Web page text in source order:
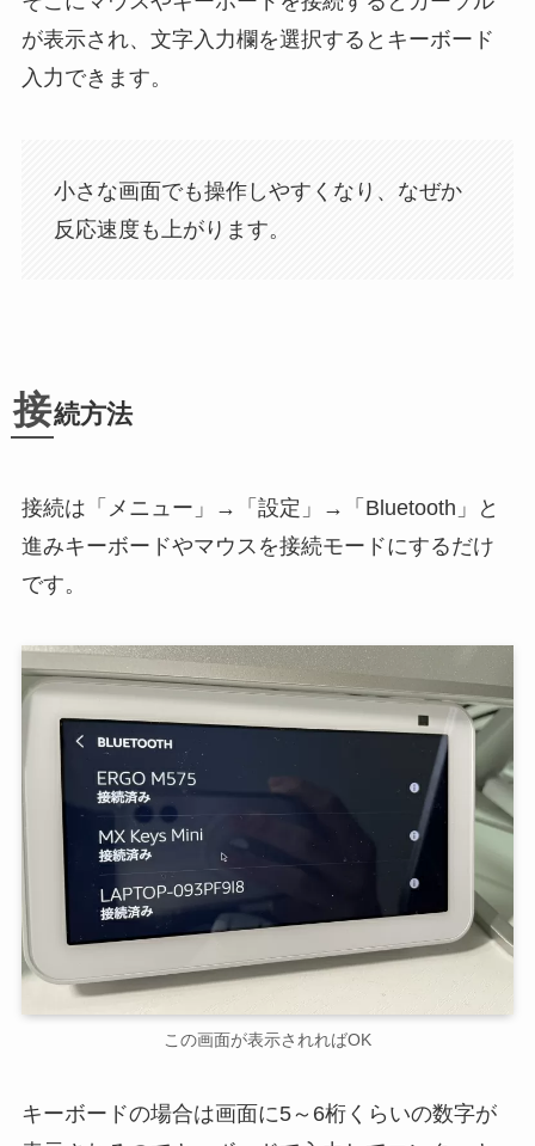
が表示され、文字入力欄を選択するとキーボード
入力できます。
小さな画面でも操作しやすくなり、なぜか
反応速度も上がります。
接続方法
接続は「メニュー」→「設定」→「Bluetooth」と
進みキーボードやマウスを接続モードにするだけ
です。
この画面が表示されればOK
キーボードの場合は画面に5～6桁くらいの数字が